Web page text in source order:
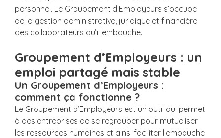
personnel. Le Groupement d’Employeurs s’occupe
de la gestion administrative, juridique et financière
des collaborateurs qu’il embauche.
Groupement d’Employeurs : un
emploi partagé mais stable
Un Groupement d’Employeurs :
comment ça fonctionne ?
Le Groupement d’Employeurs est un outil qui permet
à des entreprises de se regrouper pour mutualiser
les ressources humaines et ainsi faciliter l’embauche